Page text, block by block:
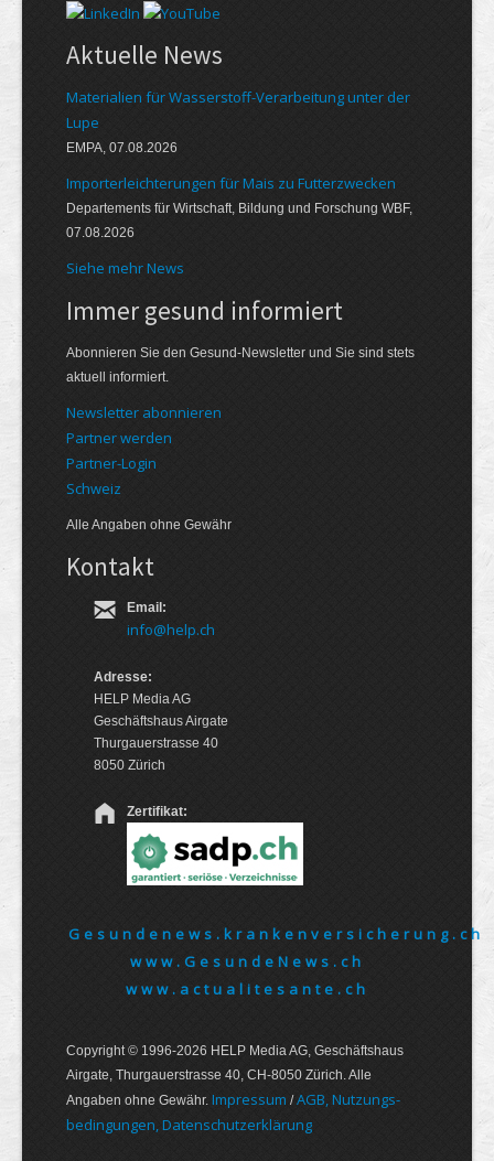
Aktuelle News
Materialien für Wasserstoff-Verarbeitung unter der
Lupe
EMPA, 07.08.2026
Importerleichterungen für Mais zu Futterzwecken
Departements für Wirtschaft, Bildung und Forschung WBF,
07.08.2026
Siehe mehr News
Immer gesund informiert
Abonnieren Sie den Gesund-Newsletter und Sie sind stets
aktuell informiert.
Newsletter abonnieren
Partner werden
Partner-Login
Schweiz
Alle Angaben ohne Gewähr
Kontakt
Email:
info@help.ch
Adresse:
HELP Media AG
Geschäftshaus Airgate
Thurgauerstrasse 40
8050 Zürich
Zertifikat:
Gesundenews.krankenversicherung.ch
www.GesundeNews.ch
www.actualitesante.ch
Copyright © 1996-2026 HELP Media AG, Geschäftshaus
Airgate, Thurgauer­strasse 40, CH-8050 Zürich. Alle
Angaben ohne Gewähr. Im­pres­sum /AGB, Nut­zungs­
bedin­gungen, Daten­schutz­er­klärung